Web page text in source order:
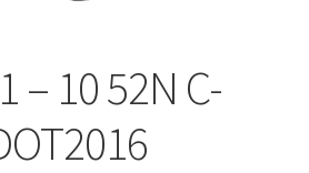
– 10 52N C-